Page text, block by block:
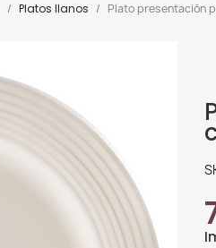
Platos llanos Plato presentación